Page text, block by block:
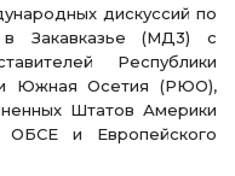
дискуссий по
в Закавказье (МД3) с
Республики
Южная Осетия (РЮО),
Штатов Америки
ОБСЕ и Европейского